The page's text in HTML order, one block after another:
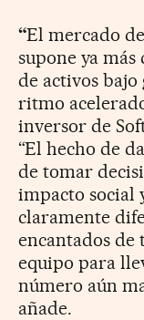
“El mercado
supone ya
de activos bajo
ritmo
inversor de
“El hecho de
de tomar
impacto social
claramente
encantados de
equipo para
número aún
añade.